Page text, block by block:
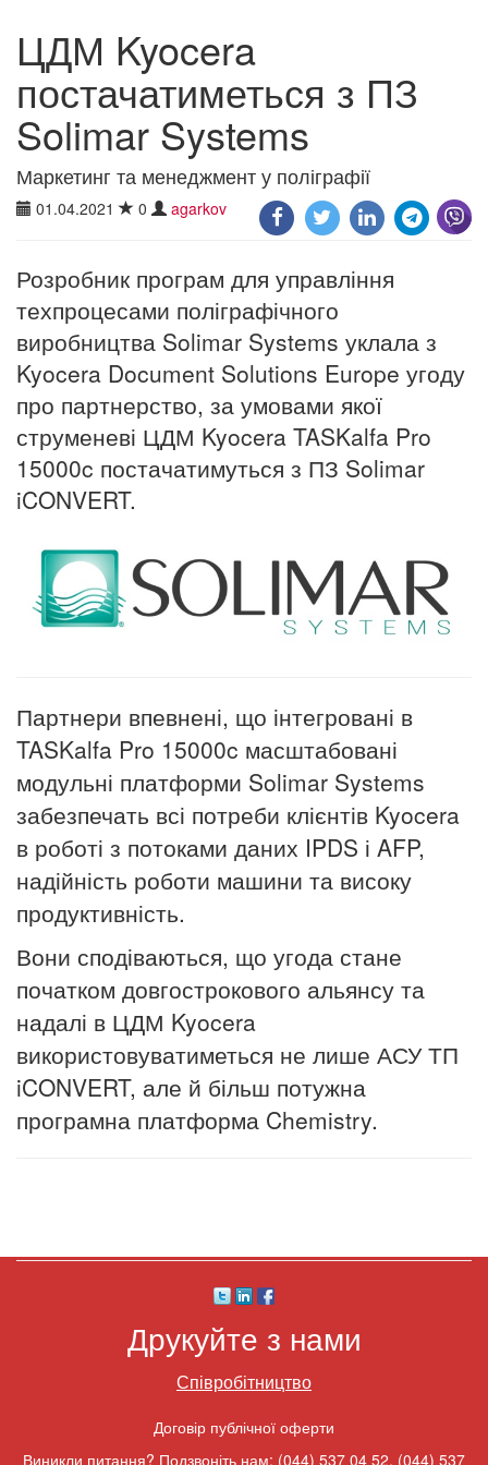
ЦДМ Kyocera
постачатиметься з ПЗ
Solimar Systems
Маркетинг та менеджмент у поліграфії
01.04.2021 0 agarkov
Розробник програм для управління
техпроцесами поліграфічного
виробництва Solimar Systems уклала з
Kyocera Document Solutions Europe угоду
про партнерство, за умовами якої
струменеві ЦДМ Kyocera TASKalfa Pro
15000c постачатимуться з ПЗ Solimar
iCONVERT.
Партнери впевнені, що інтегровані в
TASKalfa Pro 15000c масштабовані
модульні платформи Solimar Systems
забезпечать всі потреби клієнтів Kyocera
в роботі з потоками даних IPDS і AFP,
надійність роботи машини та високу
продуктивність.
Вони сподіваються, що угода стане
початком довгострокового альянсу та
надалі в ЦДМ Kyocera
використовуватиметься не лише АСУ ТП
iCONVERT, але й більш потужна
програмна платформа Chemistry.
Друкуйте з нами
Співробітництво
Договір публічної оферти
Виникли питання? Подзвоніть нам: (044) 537 04 52, (044) 537